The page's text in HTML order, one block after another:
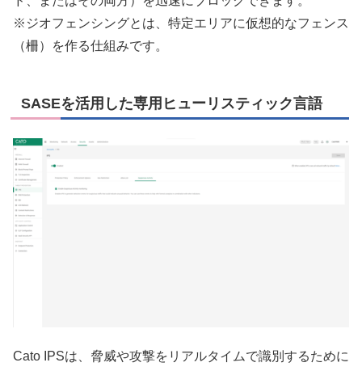
※ジオフェンシングとは、特定エリアに仮想的なフェンス
（柵）を作る仕組みです。
SASEを活用した専用ヒューリスティック言語
Cato IPSは、脅威や攻撃をリアルタイムで識別するために